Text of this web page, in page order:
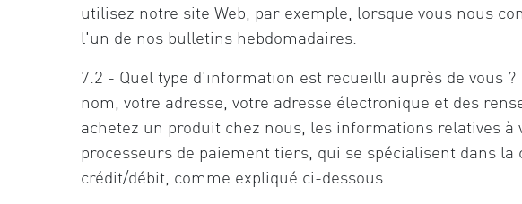
utilisez notre site Web, par exemple, lorsque vous nous
l'un de nos bulletins hebdomadaires.
7.2 - Quel type d'information est recueilli auprès de vous
nom, votre adresse, votre adresse électronique et des
achetez un produit chez nous, les informations relatives
processeurs de paiement tiers, qui se spécialisent dans
crédit/débit, comme expliqué ci-dessous.